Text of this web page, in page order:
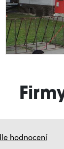
hodnocení